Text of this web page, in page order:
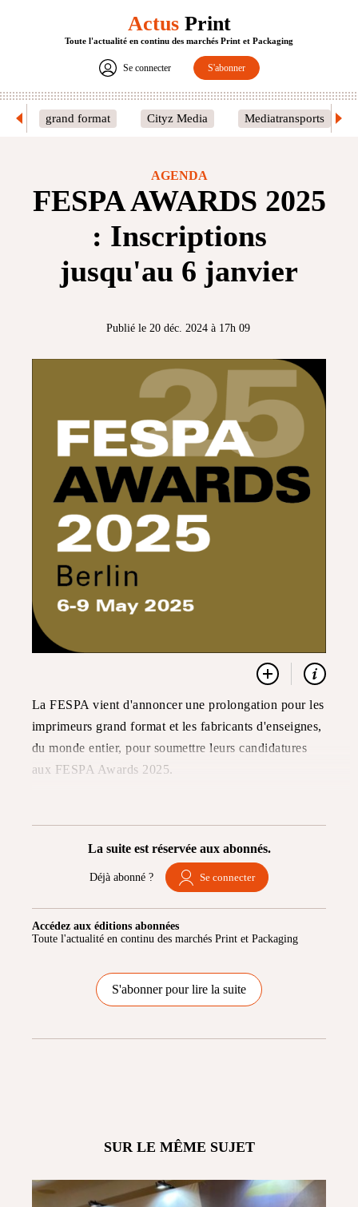
ActusPrint
Toute l'actualité en continu des marchés Print et Packaging
Se connecter S'abonner
grand format Cityz Media Mediatransports
AGENDA
FESPA AWARDS 2025
: Inscriptions
jusqu'au 6 janvier
Publié le 20 déc. 2024 à 17h 09
La FESPA vient d'annoncer une prolongation pour les
imprimeurs grand format et les fabricants d'enseignes,
du monde entier, pour soumettre leurs candidatures
aux FESPA Awards 2025.
La suite est réservée aux abonnés.
Déjà abonné ? Se connecter
Accédez aux éditions abonnées
Toute l'actualité en continu des marchés Print et Packaging
S'abonner pour lire la suite
SUR LE MÊME SUJET